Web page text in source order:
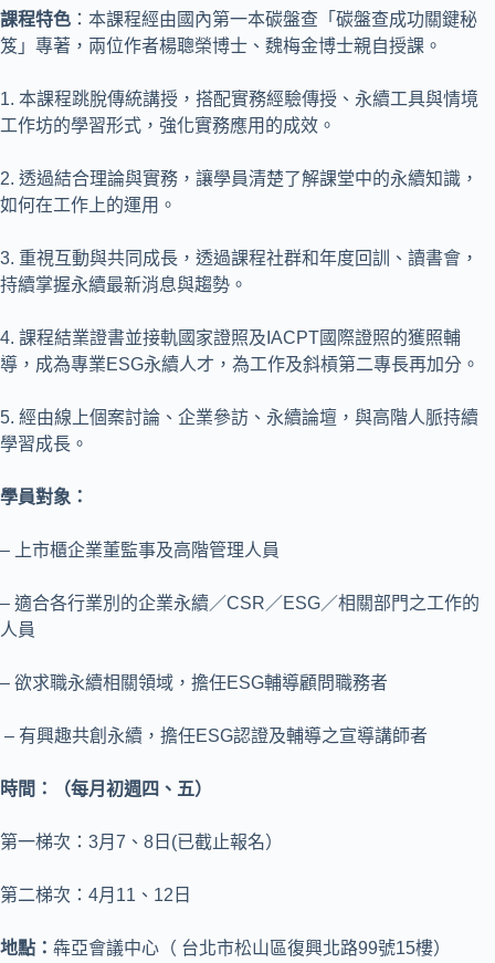
課程特色 ：本課程經由國內第一本碳盤查「碳盤查成功關鍵秘
笈」專著，兩位作者楊聰榮博士、魏梅金博士親自授課。
1. 本課程跳脫傳統講授，搭配實務經驗傳授、永續工具與情境
工作坊的學習形式，強化實務應用的成效。
2. 透過結合理論與實務，讓學員清楚了解課堂中的永續知識，
如何在工作上的運用。
3. 重視互動與共同成長，透過課程社群和年度回訓、讀書會，
持續掌握永續最新消息與趨勢。
4. 課程結業證書並接軌國家證照及IACPT國際證照的獲照輔
導，成為專業ESG永續人才，為工作及斜槓第二專長再加分。
5. 經由線上個案討論、企業參訪、永續論壇，與高階人脈持續
學習成長。
學員對象：
– 上市櫃企業董監事及高階管理人員
– 適合各行業別的企業永續／CSR／ESG／相關部門之工作的
人員
– 欲求職永續相關領域，擔任ESG輔導顧問職務者
– 有興趣共創永續，擔任ESG認證及輔導之宣導講師者
時間：（每月初週四、五）
第一梯次：3月7、8日(已截止報名）
第二梯次：4月11、12日
地點： 犇亞會議中心（ 台北市松山區復興北路99號15樓）